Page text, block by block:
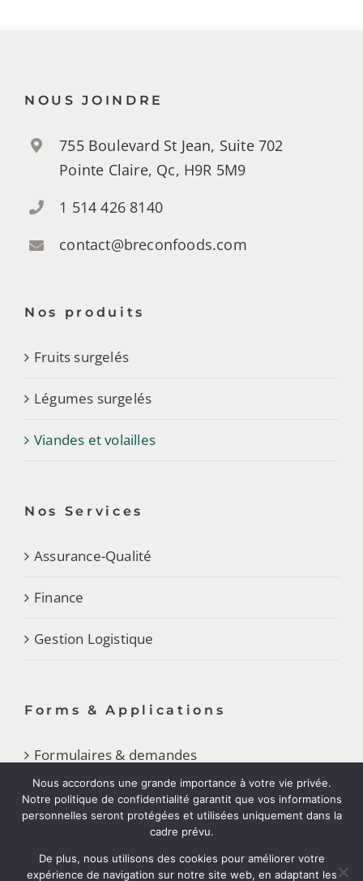
NOUS JOINDRE
755 Boulevard St Jean, Suite 702
Pointe Claire, Qc, H9R 5M9
1 514 426 8140
contact@breconfoods.com
Nos produits
Fruits surgelés
Légumes surgelés
Viandes et volailles
Nos Services
Assurance-Qualité
Finance
Gestion Logistique
Forms & Applications
Formulaires & demandes
Carrières
Politique de confidentialité
Nous accordons une grande importance à votre vie privée.
Notre politique de confidentialité garantit que vos informations
personnelles seront protégées et utilisées uniquement dans la
cadre prévu.
De plus, nous utilisons des cookies pour améliorer votre
expérience de navigation sur notre site web, en adaptant les